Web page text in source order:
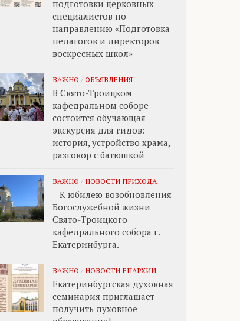
подготовки церковных
специалистов по
направлению «Подготовка
педагогов и директоров
воскресных школ»
ВАЖНО / ОБЪЯВЛЕНИЯ
В Свято-Троицком
кафедральном соборе
состоится обучающая
экскурсия для гидов:
история, устройство храма,
разговор с батюшкой
ВАЖНО / НОВОСТИ ПРИХОДА
К юбилею возобновления
Богослужебной жизни
Свято-Троицкого
кафедрального собора г.
Екатеринбурга.
ВАЖНО / НОВОСТИ ЕПАРХИИ
Екатеринбургская духовная
семинария приглашает
получить духовное